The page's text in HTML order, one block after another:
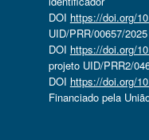
DOI https://doi.org/
UID/PRR/00657/
DOI https://doi.org/
projeto UID/PRR2/
DOI https://doi.org/
Financiado pela